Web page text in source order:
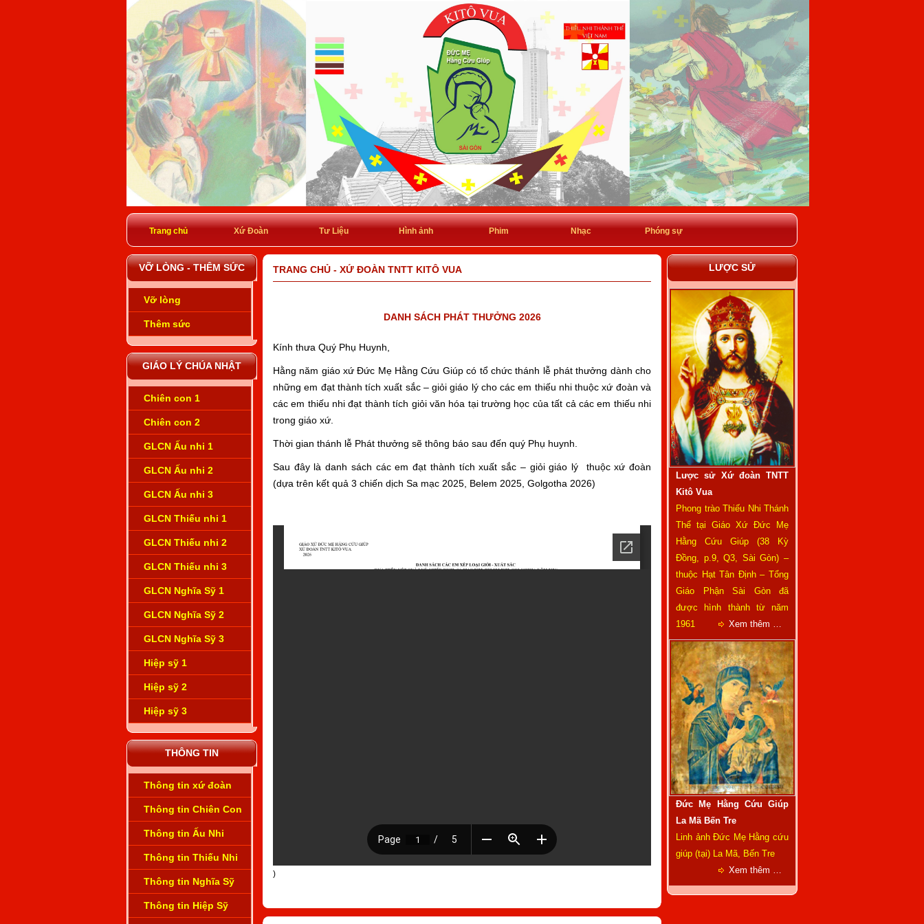
Trang chủ Xứ Đoàn Tư Liệu Hình ảnh Phim Nhạc Phóng sự
VỠ LÒNG - THÊM SỨC
Vỡ lòng
Thêm sức
GIÁO LÝ CHÚA NHẬT
Chiên con 1
Chiên con 2
GLCN Ấu nhi 1
GLCN Ấu nhi 2
GLCN Ấu nhi 3
GLCN Thiếu nhi 1
GLCN Thiếu nhi 2
GLCN Thiếu nhi 3
GLCN Nghĩa Sỹ 1
GLCN Nghĩa Sỹ 2
GLCN Nghĩa Sỹ 3
Hiệp sỹ 1
Hiệp sỹ 2
Hiệp sỹ 3
THÔNG TIN
Thông tin xứ đoàn
Thông tin Chiên Con
Thông tin Ấu Nhi
Thông tin Thiếu Nhi
Thông tin Nghĩa Sỹ
Thông tin Hiệp Sỹ
TRANG CHỦ - XỨ ĐOÀN TNTT KITÔ VUA
DANH SÁCH PHÁT THƯỞNG 2026
Kính thưa Quý Phụ Huynh,
Hằng năm giáo xứ Đức Mẹ Hằng Cứu Giúp có tổ chức thánh lễ phát thưởng dành cho
những em đạt thành tích xuất sắc – giỏi giáo lý cho các em thiếu nhi thuộc xứ đoàn và
các em thiếu nhi đạt thành tích giỏi văn hóa tại trường học của tất cả các em thiếu nhi
trong giáo xứ.
Thời gian thánh lễ Phát thưởng sẽ thông báo sau đến quý Phụ huynh.
Sau đây là danh sách các em đạt thành tích xuất sắc – giỏi giáo lý thuộc xứ đoàn
(dựa trên kết quả 3 chiến dịch Sa mạc 2025, Belem 2025, Golgotha 2026)
)
LƯỢC SỬ
Lược sử Xứ đoàn TNTT
Kitô Vua
Phong trào Thiếu Nhi Thánh
Thể tại Giáo Xứ Đức Mẹ
Hằng Cứu Giúp (38 Kỳ
Đồng, p.9, Q3, Sài Gòn) –
thuộc Hạt Tân Định – Tổng
Giáo Phận Sài Gòn đã
được hình thành từ năm
1961
Xem thêm …
Đức Mẹ Hằng Cứu Giúp
La Mã Bến Tre
Linh ảnh Đức Mẹ Hằng cứu
giúp (tại) La Mã, Bến Tre
Xem thêm …